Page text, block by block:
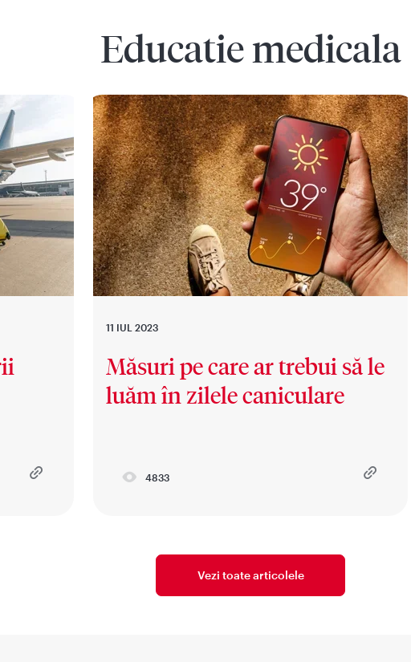
Educatie medicala
11 IUL 2023
Măsuri pe care ar trebui să le
luăm în zilele caniculare
4833
Vezi toate articolele